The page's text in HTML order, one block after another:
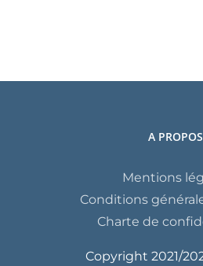
A PROPOS
Mentions
Conditions
Charte de
Copyright 2021/